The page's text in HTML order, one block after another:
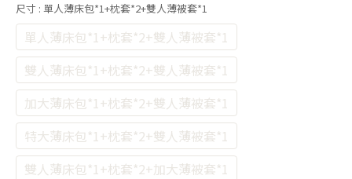
尺寸 : 單人薄床包*1+枕套*2+雙人薄被套*1
單人薄床包*1+枕套*2+雙人薄被套*1
雙人薄床包*1+枕套*2+雙人薄被套*1
加大薄床包*1+枕套*2+雙人薄被套*1
特大薄床包*1+枕套*2+雙人薄被套*1
雙人薄床包*1+枕套*2+加大薄被套*1